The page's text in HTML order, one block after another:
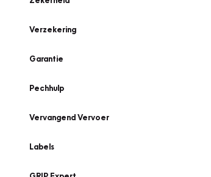
Verzekering
Garantie
Pechhulp
Vervangend Vervoer
Labels